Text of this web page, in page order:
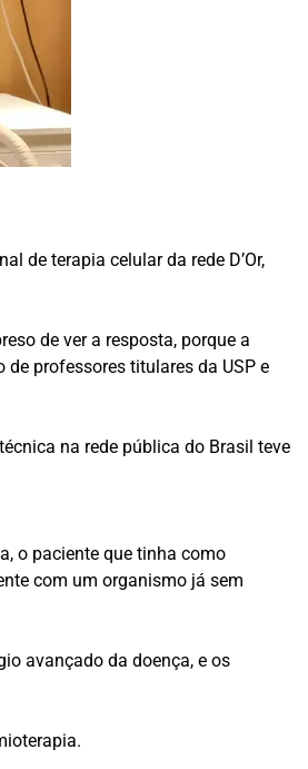
de terapia celular da rede D’Or,
de ver a resposta, porque a
professores titulares da USP e
na rede pública do Brasil teve
o paciente que tinha como
com um organismo já sem
avançado da doença, e os